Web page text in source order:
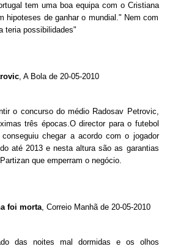
tem uma boa equipa com o Cristiana
hipoteses de ganhar o mundial." Nem com
teria possibilidades"
, A Bola de 20-05-2010
o concurso do médio Radosav Petrovic,
três épocas.O director para o futebol
chegar a acordo com o jogador
até 2013 e nesta altura são as garantias
que emperram o negócio.
foi morta, Correio Manhã de 20-05-2010
das noites mal dormidas e os olhos